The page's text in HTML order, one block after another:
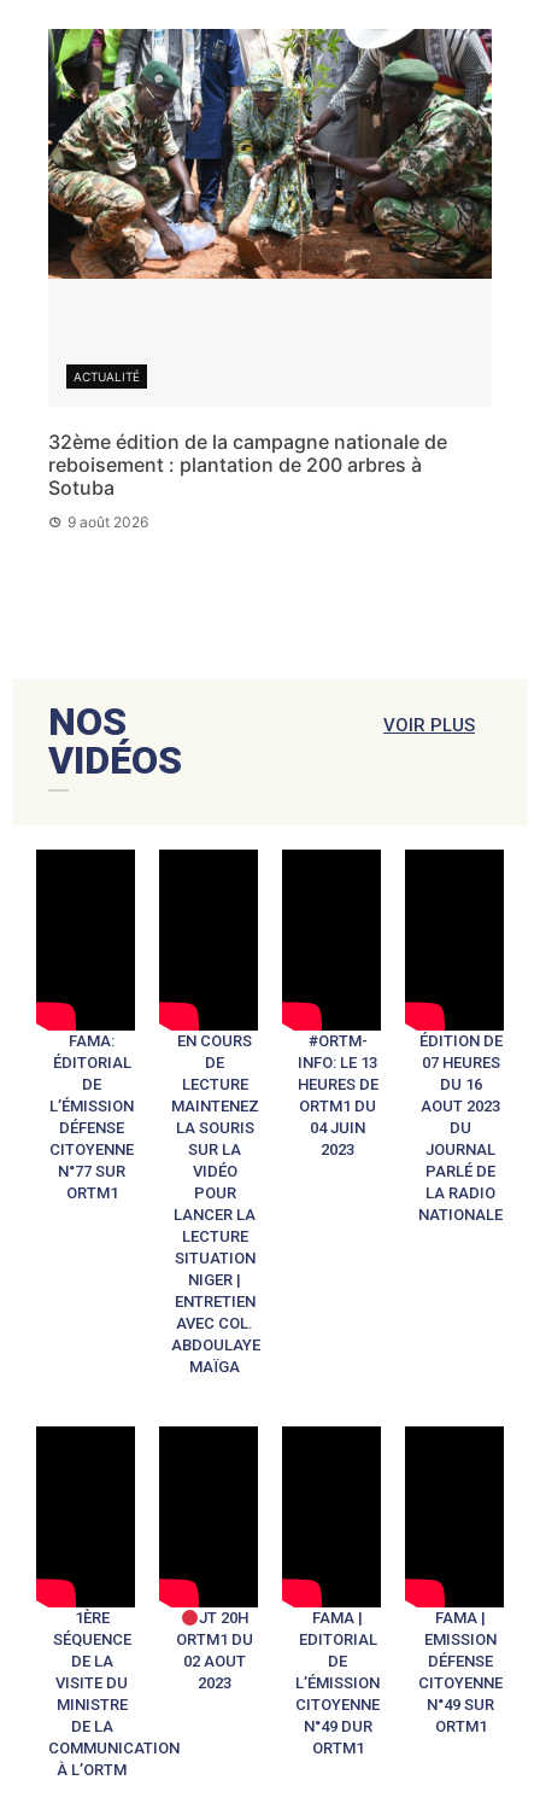
ACTUALITÉ
32ème édition de la campagne nationale de
reboisement : plantation de 200 arbres à
Sotuba
9 août 2026
NOS
VIDÉOS
VOIR PLUS
FAMA:
ÉDITORIAL
DE
L’ÉMISSION
DÉFENSE
CITOYENNE
N°77 SUR
ORTM1
EN COURS
DE
LECTURE
MAINTENEZ
LA SOURIS
SUR LA
VIDÉO
POUR
LANCER LA
LECTURE
SITUATION
NIGER |
ENTRETIEN
AVEC COL.
ABDOULAYE
MAÏGA
#ORTM-
INFO: LE 13
HEURES DE
ORTM1 DU
04 JUIN
2023
ÉDITION DE
07 HEURES
DU 16
AOUT 2023
DU
JOURNAL
PARLÉ DE
LA RADIO
NATIONALE
1ÈRE
SÉQUENCE
DE LA
VISITE DU
MINISTRE
DE LA
COMMUNICATION
À L’ORTM
JT 20H
ORTM1 DU
02 AOUT
2023
FAMA |
EDITORIAL
DE
L’ÉMISSION
CITOYENNE
N°49 DUR
ORTM1
FAMA |
EMISSION
DÉFENSE
CITOYENNE
N°49 SUR
ORTM1